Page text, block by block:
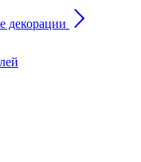
декорации